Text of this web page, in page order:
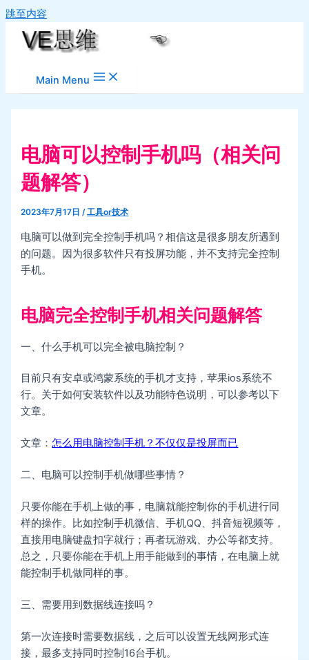
跳至内容
Main Menu
电脑可以控制手机吗（相关问
题解答）
2023年7月17日/工具or技术
电脑可以做到完全控制手机吗？相信这是很多朋友所遇到
的问题。因为很多软件只有投屏功能，并不支持完全控制
手机。
电脑完全控制手机相关问题解答
一、什么手机可以完全被电脑控制？
目前只有安卓或鸿蒙系统的手机才支持，苹果ios系统不
行。关于如何安装软件以及功能特色说明，可以参考以下
文章。
文章：怎么用电脑控制手机？不仅仅是投屏而已
二、电脑可以控制手机做哪些事情？
只要你能在手机上做的事，电脑就能控制你的手机进行同
样的操作。比如控制手机微信、手机QQ、抖音短视频等，
直接用电脑键盘扣字就行；再者玩游戏、办公等都支持。
总之，只要你能在手机上用手能做到的事情，在电脑上就
能控制手机做同样的事。
三、需要用到数据线连接吗？
第一次连接时需要数据线，之后可以设置无线网形式连
接，最多支持同时控制16台手机。